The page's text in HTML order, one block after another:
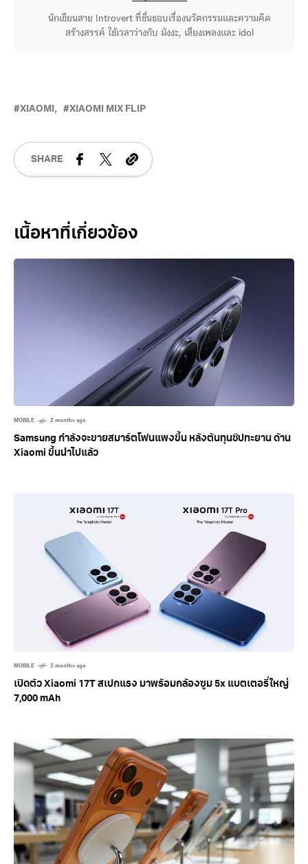
นักเขียนสาย Introvert ที่ชื่นชอบเรื่องนวัตกรรมและความคิด
สร้างสรรค์ ใช้เวลาว่างกับ มังงะ, เสียงเพลงและ idol
XIAOMI XIAOMI MIX FLIP
SHARE
Related Posts
MOBILE 2 months ago
Samsung กำลังจะขายสมาร์ตโฟนแพงขึ้น หลังต้นทุนชิปทะยาน ด้าน
Xiaomi ขึ้นนำไปแล้ว
MOBILE 2 months ago
เปิดตัว Xiaomi 17T สเปกแรง มาพร้อมกล้องซูม 5x แบตเตอรี่ใหญ่
7,000 mAh